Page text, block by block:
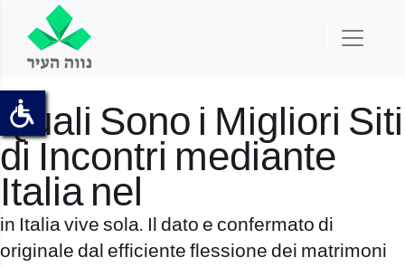
Quali Sono i Migliori Siti
di Incontri mediante
Italia nel
in Italia vive sola. Il dato e confermato di
originale dal efficiente flessione dei matrimoni